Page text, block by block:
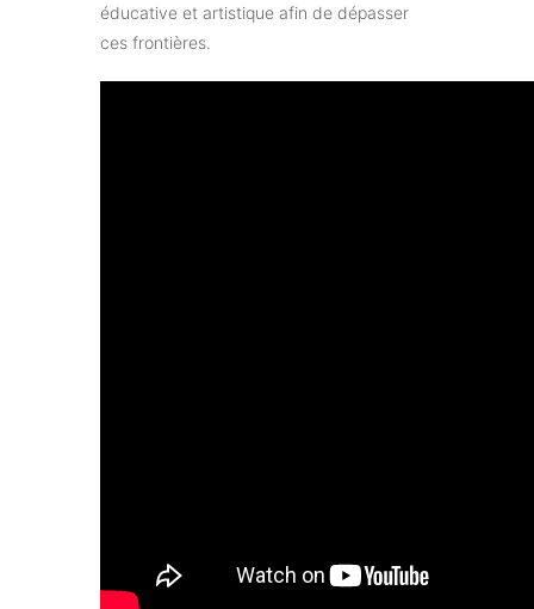
éducative et artistique afin de dépasser
ces frontières.